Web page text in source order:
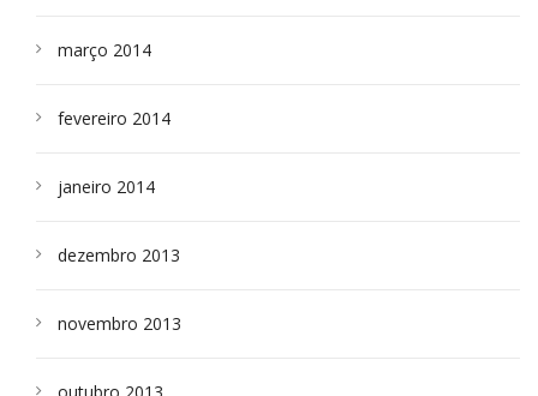
março 2014
fevereiro 2014
janeiro 2014
dezembro 2013
novembro 2013